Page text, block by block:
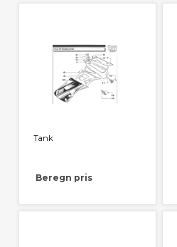
Tank
Beregn pris